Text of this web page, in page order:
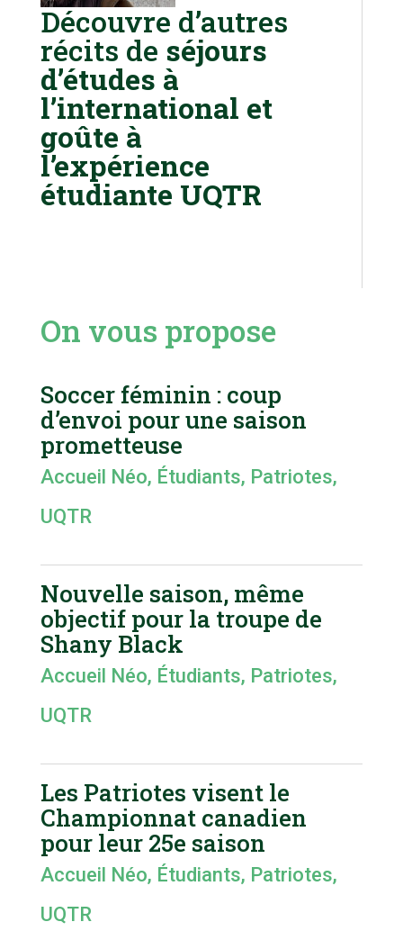
Découvre d’autres
récits de séjours
d’études à
l’international et
goûte à
l’expérience
étudiante UQTR
On vous propose
Soccer féminin : coup
d’envoi pour une saison
prometteuse
Accueil Néo, Étudiants, Patriotes,
UQTR
Nouvelle saison, même
objectif pour la troupe de
Shany Black
Accueil Néo, Étudiants, Patriotes,
UQTR
Les Patriotes visent le
Championnat canadien
pour leur 25e saison
Accueil Néo, Étudiants, Patriotes,
UQTR